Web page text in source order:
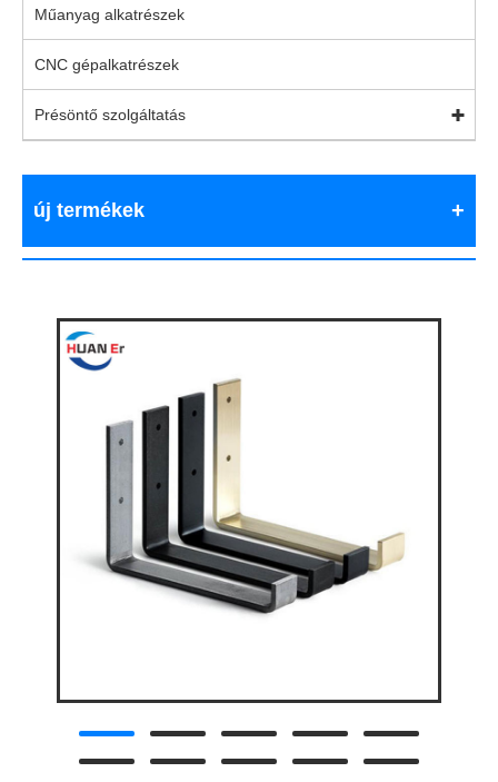
Műanyag alkatrészek
CNC gépalkatrészek
Présöntő szolgáltatás
új termékek